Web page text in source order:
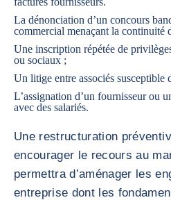
La dénonciation d’un concours
commercial menaçant la continuité
Une inscription répétée de
ou sociaux ;
Un litige entre associés susceptible
L’assignation d’un fournisseur ou
avec des salariés.
Une restructuration
encourager le recours au
permettra d’aménager les
entreprise dont les